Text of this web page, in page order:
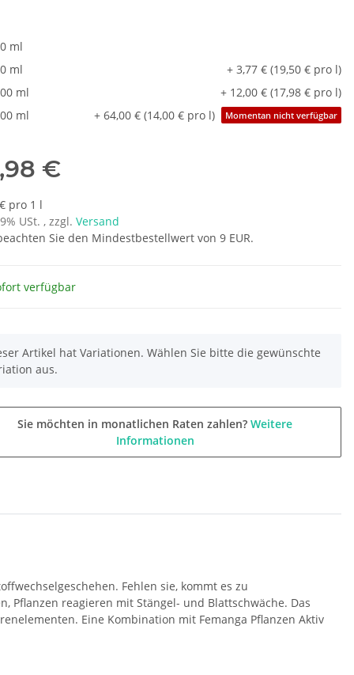
ml
ml
+ 3,77 € (19,50 € pro l)
ml
+ 12,00 € (17,98 € pro l)
ml
+ 64,00 € (14,00 € pro l) Momentan nicht verfügbar
€
pro 1 l
USt. , zzgl. Versand
Sie den Mindestbestellwert von 9 EUR.
verfügbar
Artikel hat Variationen. Wählen Sie bitte die gewünschte
aus.
Sie möchten in monatlichen Raten zahlen? Weitere
Informationen
Fehlen sie, kommt es zu
Pflanzen reagieren mit Stängel- und Blattschwäche. Das
Eine Kombination mit Femanga Pflanzen Aktiv